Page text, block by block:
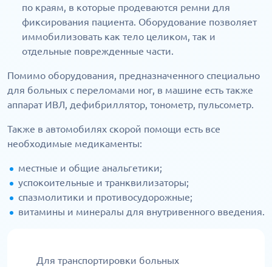
по краям, в которые продеваются ремни для
фиксирования пациента. Оборудование позволяет
иммобилизовать как тело целиком, так и
отдельные поврежденные части.
Помимо оборудования, предназначенного специально
для больных с переломами ног, в машине есть также
аппарат ИВЛ, дефибриллятор, тонометр, пульсометр.
Также в автомобилях скорой помощи есть все
необходимые медикаменты:
местные и общие анальгетики;
успокоительные и транквилизаторы;
спазмолитики и противосудорожные;
витамины и минералы для внутривенного введения.
Для транспортировки больных